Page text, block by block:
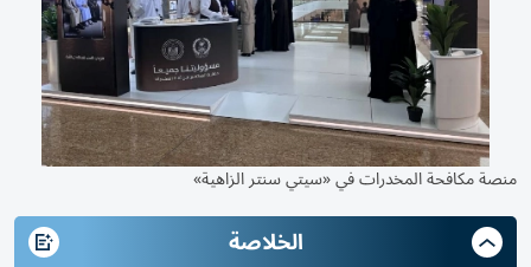
منصة مكافحة المخدرات في «سيتي سنتر الزاهية»
الخلاصة